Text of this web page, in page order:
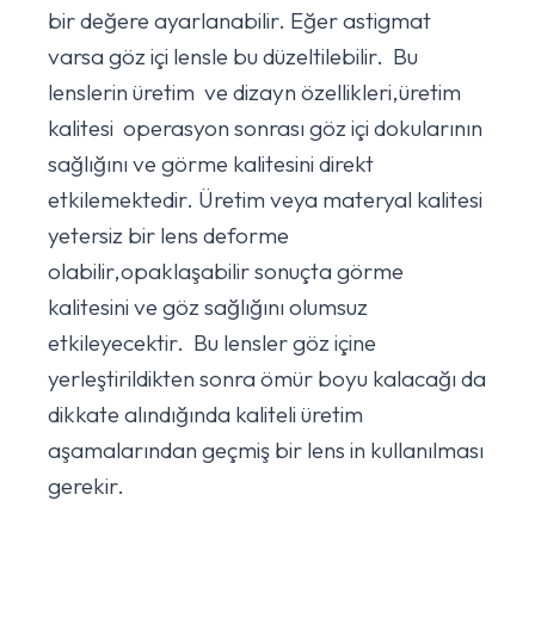
bir değere ayarlanabilir. Eğer astigmat
varsa göz içi lensle bu düzeltilebilir. Bu
lenslerin üretim ve dizayn özellikleri,üretim
kalitesi operasyon sonrası göz içi dokularının
sağlığını ve görme kalitesini direkt
etkilemektedir. Üretim veya materyal kalitesi
yetersiz bir lens deforme
olabilir,opaklaşabilir sonuçta görme
kalitesini ve göz sağlığını olumsuz
etkileyecektir. Bu lensler göz içine
yerleştirildikten sonra ömür boyu kalacağı da
dikkate alındığında kaliteli üretim
aşamalarından geçmiş bir lens in kullanılması
gerekir.